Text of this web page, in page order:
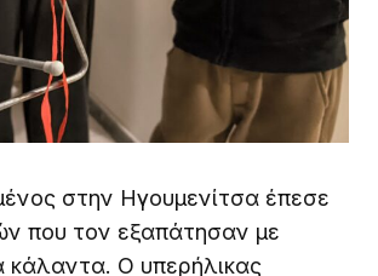
στην Ηγουμενίτσα έπεσε
που τον εξαπάτησαν με
Ο υπερήλικας